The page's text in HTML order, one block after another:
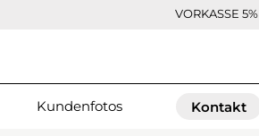
VORKASSE 5%
Kundenfotos Kontakt